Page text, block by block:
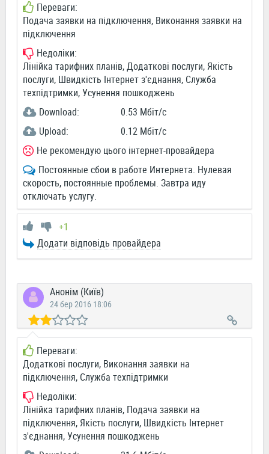
Переваги:
Подача заявки на підключення, Виконання заявки на
підключення
Недоліки:
Лінійка тарифних планів, Додаткові послуги, Якість
послуги, Швидкість Інтернет з'єднання, Служба
техпідтримки, Усунення пошкоджень
Download:
0.53 Мбіт/c
Upload:
0.12 Мбіт/c
Не рекомендую цього інтернет-провайдера
Постоянные сбои в работе Интернета. Нулевая
скорость, постоянные проблемы. Завтра иду
отключать услугу.
+1
Додати відповідь провайдера
Анонім (Київ)
24 бер 2016 18:06
Переваги:
Додаткові послуги, Виконання заявки на
підключення, Служба техпідтримки
Недоліки:
Лінійка тарифних планів, Подача заявки на
підключення, Якість послуги, Швидкість Інтернет
з'єднання, Усунення пошкоджень